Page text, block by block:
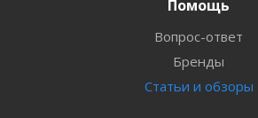
Помощь
Вопрос-ответ
Бренды
Статьи и обзоры